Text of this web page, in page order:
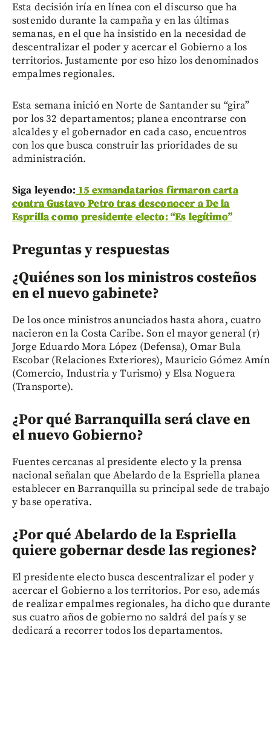
Esta decisión iría en línea con el discurso que ha
sostenido durante la campaña y en las últimas
semanas, en el que ha insistido en la necesidad de
descentralizar el poder y acercar el Gobierno a los
territorios. Justamente por eso hizo los denominados
empalmes regionales.
Esta semana inició en Norte de Santander su “gira”
por los 32 departamentos; planea encontrarse con
alcaldes y el gobernador en cada caso, encuentros
con los que busca construir las prioridades de su
administración.
Siga leyendo: 15 exmandatarios firmaron carta
contra Gustavo Petro tras desconocer a De la
Esprilla como presidente electo: “Es legítimo”
Preguntas y respuestas
¿Quiénes son los ministros costeños
en el nuevo gabinete?
De los once ministros anunciados hasta ahora, cuatro
nacieron en la Costa Caribe. Son el mayor general (r)
Jorge Eduardo Mora López (Defensa), Omar Bula
Escobar (Relaciones Exteriores), Mauricio Gómez Amín
(Comercio, Industria y Turismo) y Elsa Noguera
(Transporte).
¿Por qué Barranquilla será clave en
el nuevo Gobierno?
Fuentes cercanas al presidente electo y la prensa
nacional señalan que Abelardo de la Espriella planea
establecer en Barranquilla su principal sede de trabajo
y base operativa.
¿Por qué Abelardo de la Espriella
quiere gobernar desde las regiones?
El presidente electo busca descentralizar el poder y
acercar el Gobierno a los territorios. Por eso, además
de realizar empalmes regionales, ha dicho que durante
sus cuatro años de gobierno no saldrá del país y se
dedicará a recorrer todos los departamentos.